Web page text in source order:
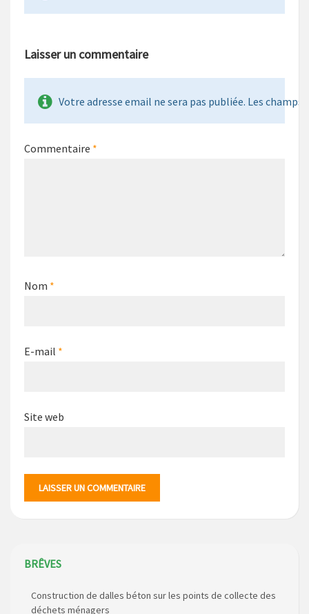
Laisser un commentaire
Votre adresse email ne sera pas publiée. Les champs
Commentaire *
Nom *
E-mail *
Site web
BRÊVES
Construction de dalles béton sur les points de collecte des
déchets ménagers